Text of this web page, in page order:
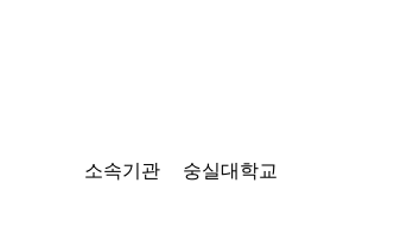
소속기관 숭실대학교